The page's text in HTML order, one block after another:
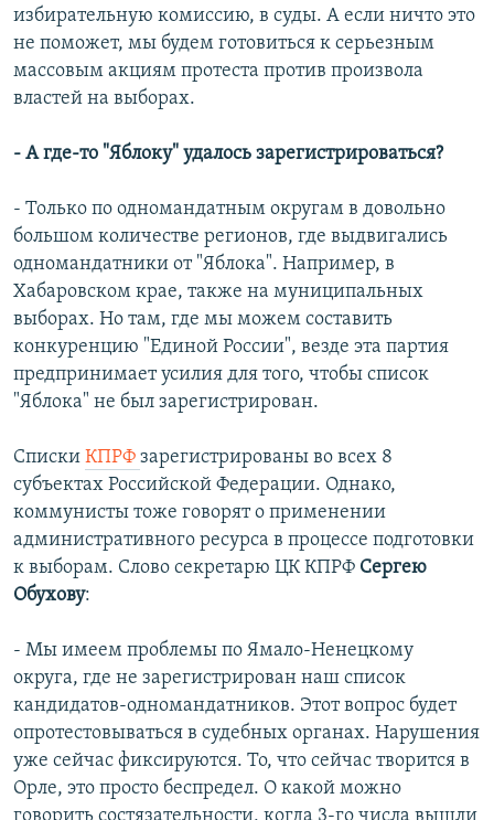
избирательную комиссию, в суды. А если ничто это
не поможет, мы будем готовиться к серьезным
массовым акциям протеста против произвола
властей на выборах.
- А где-то "Яблоку" удалось зарегистрироваться?
- Только по одномандатным округам в довольно
большом количестве регионов, где выдвигались
одномандатники от "Яблока". Например, в
Хабаровском крае, также на муниципальных
выборах. Но там, где мы можем составить
конкуренцию "Единой России", везде эта партия
предпринимает усилия для того, чтобы список
"Яблока" не был зарегистрирован.
Списки КПРФ зарегистрированы во всех 8
субъектах Российской Федерации. Однако,
коммунисты тоже говорят о применении
административного ресурса в процессе подготовки
к выборам. Слово секретарю ЦК КПРФ Сергею
Обухову:
- Мы имеем проблемы по Ямало-Ненецкому
округа, где не зарегистрирован наш список
кандидатов-одномандатников. Этот вопрос будет
опротестовываться в судебных органах. Нарушения
уже сейчас фиксируются. То, что сейчас творится в
Орле, это просто беспредел. О какой можно